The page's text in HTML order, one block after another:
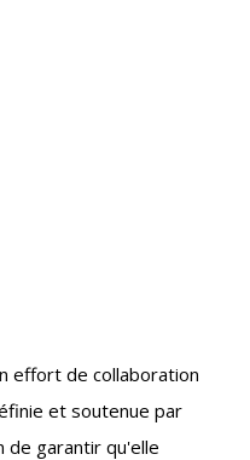
effort de collaboration
et soutenue par
de garantir qu'elle